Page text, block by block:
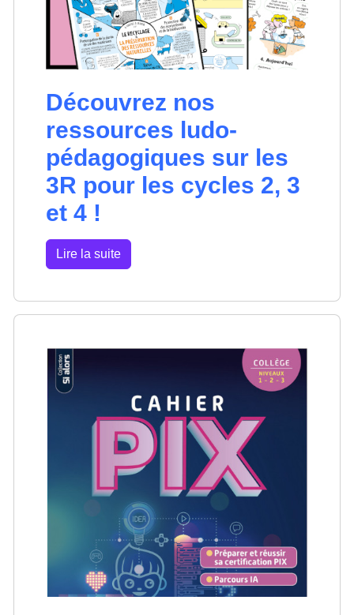
Découvrez nos
ressources ludo-
pédagogiques sur les
3R pour les cycles 2, 3
et 4 !
Lire la suite